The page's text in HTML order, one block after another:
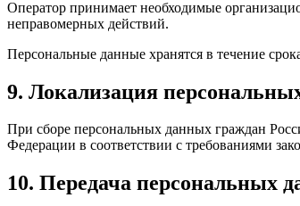
Оператор принимает необходимые
неправомерных действий.
Персональные данные хранятся в течение
9. Локализация
При сборе персональных данных граждан
Федерации в соответствии с требованиями
10. Передача персональных